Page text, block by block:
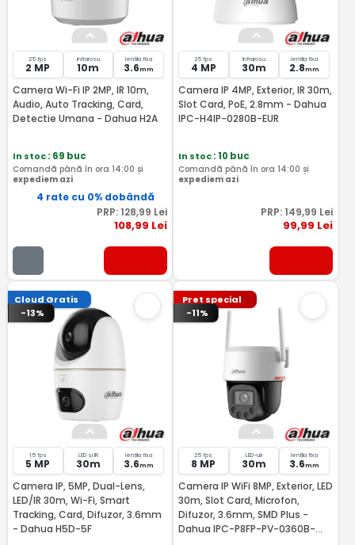
25 fps
2 MP
Infrarosu
10m
lentila fixa
3.6mm
Camera Wi-Fi IP 2MP, IR 10m,
Audio, Auto Tracking, Card,
Detectie Umana - Dahua H2A
In stoc: 69 buc
Comandă până în ora 14:00 și
expediem azi
4 rate cu 0% dobândă
PRP: 128,99 Lei
108,99 Lei
25 fps
4 MP
Infrarosu
30m
lentila fixa
2.8mm
Camera IP 4MP, Exterior, IR 30m,
Slot Card, PoE, 2.8mm - Dahua
IPC-H4IP-0280B-EUR
In stoc: 10 buc
Comandă până în ora 14:00 și
expediem azi
PRP: 149,99 Lei
99,99 Lei
Cloud Gratis
-13%
15 fps
5 MP
LED si IR
30m
lentila fixa
3.6mm
Camera IP, 5MP, Dual-Lens,
LED/IR 30m, Wi-Fi, Smart
Tracking, Card, Difuzor, 3.6mm
- Dahua H5D-5F
Pret special
-11%
25 fps
8 MP
LED-uri
30m
lentila fixa
3.6mm
Camera IP WiFi 8MP, Exterior, LED
30m, Slot Card, Microfon,
Difuzor, 3.6mm, SMD Plus -
Dahua IPC-P8FP-PV-0360B-